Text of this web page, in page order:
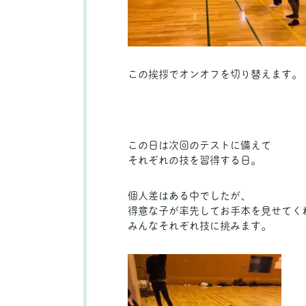
この挨拶でオンオフを切り替えます。
この日は次回のテストに備えて
それぞれの技を習得する日。
個人差はある中でしたが、
得意な子が率先してお手本を見せてく
みんなそれぞれ技に挑みます。